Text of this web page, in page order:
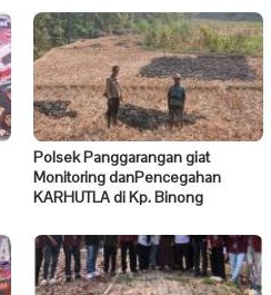
Polsek Panggarangan giat
Monitoring danPencegahan
KARHUTLA di Kp. Binong